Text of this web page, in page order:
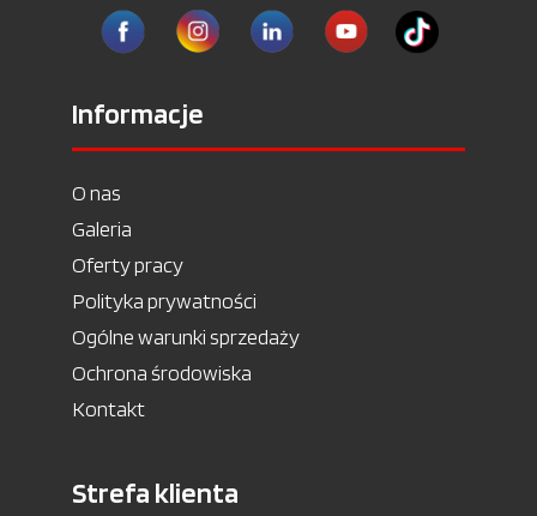
Informacje
O nas
Galeria
Oferty pracy
Polityka prywatności
Ogólne warunki sprzedaży
Ochrona środowiska
Kontakt
Strefa klienta